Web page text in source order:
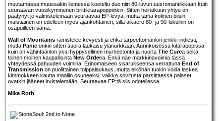
muutamassa muussakin liemessä koeteltu duo niin 80-luvun uusromantiikkaan kuin
seuraavan vuosikymmenen brittikitarapoppiinkin. Sitten heinäkuun yhtye on
päätynyt jo valmistelemaan seuraavaa EP-levyä, mutta tämä kolmen biisin
maistiainen on edelleen myös ajankohtainen, sillä aikaero 80- ja 90-lukuihin on
osapuilleen sama.
Wall of Mountains rämistelee kevyesti ja ehkä tarpeettomankin jenkki-indiesti,
mutta Panic onkin sitten suora laukaisu ylänurkkaan. Aurinkoisessa kitarapopissa
kuin on vähintäänkin yksi hyppysellinen murheetonta ja nuorta The Curea sekä
toinen moinen kaupallisinta New Orderia. Enkä näe markkinavoimia tässä
yhteydessä pahuuden voimina. Erinomaiseen sisarukseensa verrattuna End of
Transmission on puolittainen tolppalaukaus, mutta eiköhän tuokin voida laskea
kimmokkeen kautta maaliin osuneeksi, vaikka sovitusta parsittaessa palaset
ovatkin jääneet irvistelemään. Seuraavaa EP:tä siis odotellessa.
Mika Roth